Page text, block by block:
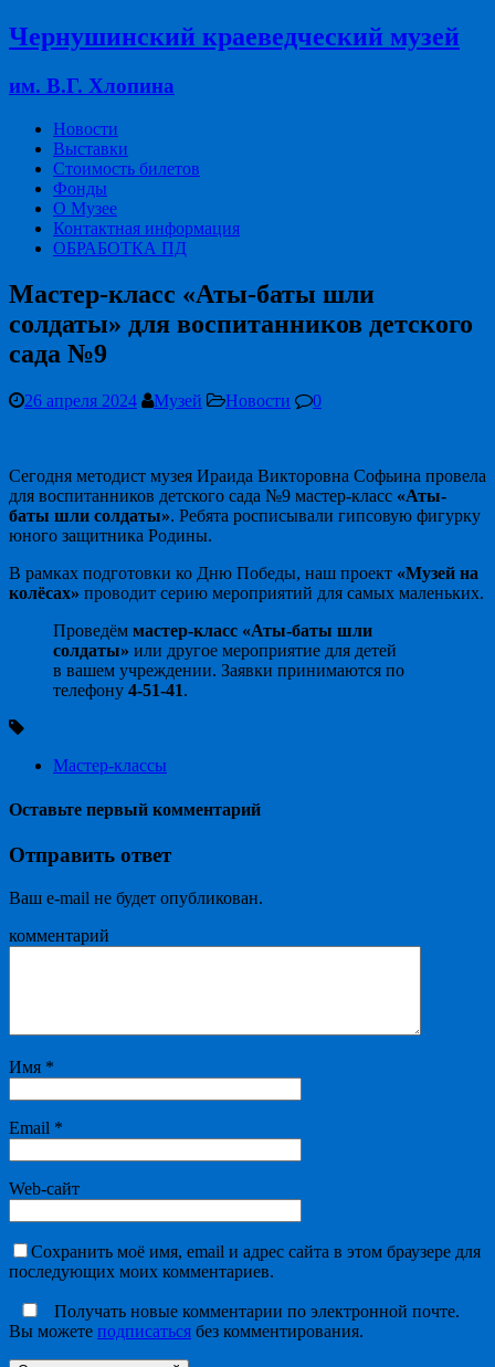
Чернушинский краеведческий музей
им. В.Г. Хлопина
Новости
Выставки
Стоимость билетов
Фонды
О Музее
Контактная информация
ОБРАБОТКА ПД
Мастер-класс «Аты-баты шли
солдаты» для воспитанников детского
сада №9
26 апреля 2024 Музей Новости 0
Сегодня методист музея Ираида Викторовна Софьина провела
для воспитанников детского сада №9 мастер-класс «Аты-
баты шли солдаты». Ребята росписывали гипсовую фигурку
юного защитника Родины.
В рамках подготовки ко Дню Победы, наш проект «Музей на
колёсах» проводит серию мероприятий для самых маленьких.
Проведём мастер-класс «Аты-баты шли
солдаты» или другое мероприятие для детей
в вашем учреждении. Заявки принимаются по
телефону 4-51-41.
Мастер-классы
Оставьте первый комментарий
Отправить ответ
Ваш e-mail не будет опубликован.
комментарий
Имя *
Email *
Web-сайт
Сохранить моё имя, email и адрес сайта в этом браузере для
последующих моих комментариев.
Получать новые комментарии по электронной почте.
Вы можете подписаться без комментирования.